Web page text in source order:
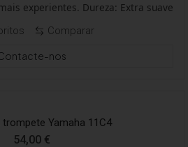
experientes. Dureza: Extra suave
Comparar
nos
trompete Yamaha 11C4
54,00 €